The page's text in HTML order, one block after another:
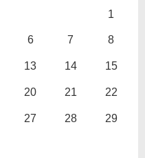
1
6 7 8
13 14 15
20 21 22
27 28 29